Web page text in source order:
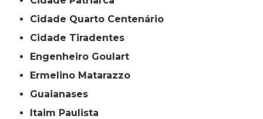
Cidade Quarto Centenário
Cidade Tiradentes
Engenheiro Goulart
Ermelino Matarazzo
Guaianases
Itaim Paulista